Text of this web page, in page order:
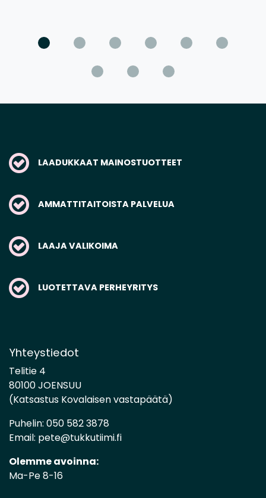
LAADUKKAAT MAINOSTUOTTEET
AMMATTITAITOISTA PALVELUA
LAAJA VALIKOIMA
LUOTETTAVA PERHEYRITYS
Yhteystiedot
Telitie 4
80100 JOENSUU
(Katsastus Kovalaisen vastapäätä)
Puhelin: 050 582 3878
Email: pete@tukkutiimi.fi
Olemme avoinna:
Ma-Pe 8-16